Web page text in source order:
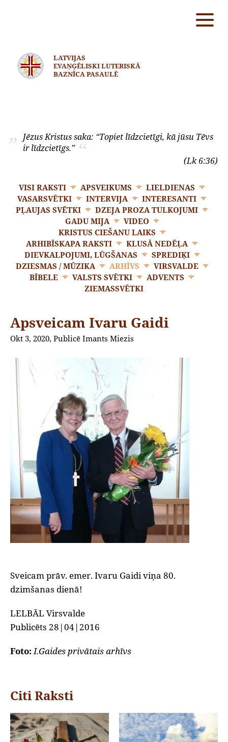
LATVIJAS
EVAŅĢĒLISKI LUTERISKĀ
BAZNĪCA PASAULĒ
Jēzus Kristus saka: “Topiet līdzcietīgi, kā jūsu Tēvs
ir līdzcietīgs.”
(Lk 6:36)
VISI RAKSTI APSVEIKUMS
LIELDIENAS
VASARSVĒTKI
INTERVIJA
INTERESANTI
PĻAUJAS SVĒTKI
DZEJA PROZA TULKOJUMI
GADU MIJA
VIDEO
KRISTUS CIEŠANU LAIKS
ARHIBĪSKAPA RAKSTI
KLUSĀ NEDĒĻA
DIEVKALPOJUMI, LŪGŠANAS
SPREDIĶI
DZIESMAS / MŪZIKA
ARHĪVS
VIRSVALDE
BĪBELE
VALSTS SVĒTKI
ADVENTS
ZIEMASSVĒTKI
Apsveicam Ivaru Gaidi
Okt 3, 2020, Publicē Imants Miezis
Sveicam prāv. emer. Ivaru Gaidi viņa 80.
dzimšanas dienā!
LELBĀL Virsvalde
Publicēts 28|04|2016
Foto: I.Gaides privātais arhīvs
Citi Raksti